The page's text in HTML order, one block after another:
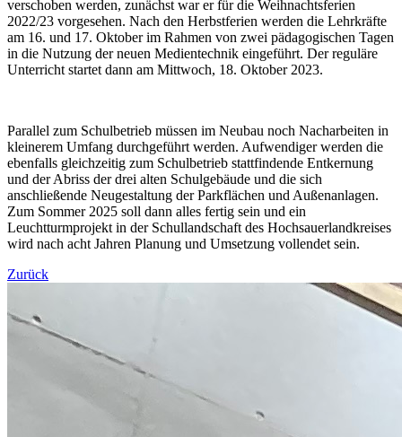
verschoben werden, zunächst war er für die Weihnachtsferien
2022/23 vorgesehen. Nach den Herbstferien werden die Lehrkräfte
am 16. und 17. Oktober im Rahmen von zwei pädagogischen Tagen
in die Nutzung der neuen Medientechnik eingeführt. Der reguläre
Unterricht startet dann am Mittwoch, 18. Oktober 2023.
Parallel zum Schulbetrieb müssen im Neubau noch Nacharbeiten in
kleinerem Umfang durchgeführt werden. Aufwendiger werden die
ebenfalls gleichzeitig zum Schulbetrieb stattfindende Entkernung
und der Abriss der drei alten Schulgebäude und die sich
anschließende Neugestaltung der Parkflächen und Außenanlagen.
Zum Sommer 2025 soll dann alles fertig sein und ein
Leuchtturmprojekt in der Schullandschaft des Hochsauerlandkreises
wird nach acht Jahren Planung und Umsetzung vollendet sein.
Zurück